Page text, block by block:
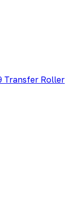
Transfer Roller